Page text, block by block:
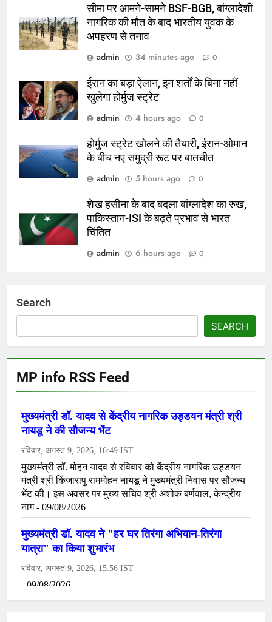
सीमा पर आमने-सामने BSF-BGB, बांग्लादेशी
नागरिक की मौत के बाद भारतीय युवक के
अपहरण से तनाव
admin
34 minutes ago 0
ईरान का बड़ा ऐलान, इन शर्तों के बिना नहीं
खुलेगा होर्मुज स्ट्रेट
admin
4 hours ago 0
होर्मुज स्ट्रेट खोलने की तैयारी, ईरान-ओमान
के बीच नए समुद्री रूट पर बातचीत
admin
5 hours ago 0
शेख हसीना के बाद बदला बांग्लादेश का रुख,
पाकिस्तान-ISI के बढ़ते प्रभाव से भारत
चिंतित
admin
6 hours ago 0
Search
SEARCH
MP info RSS Feed